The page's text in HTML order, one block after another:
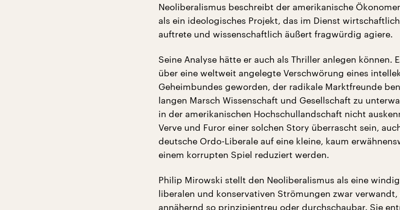
Neoliberalismus beschreibt der amerikanische
als ein ideologisches Projekt, das im Dienst
auftrete und wissenschaftlich äußert fragwürdig agiere.
Seine Analyse hätte er auch als Thriller anlegen können.
über eine weltweit angelegte Verschwörung eines
Geheimbundes geworden, der radikale Marktfreunde
langen Marsch Wissenschaft und Gesellschaft zu
in der amerikanischen Hochschullandschaft nicht
Verve und Furor einer solchen Story überrascht sein,
deutsche Ordo-Liberale auf eine kleine, kaum
einem korrupten Spiel reduziert werden.
Philip Mirowski stellt den Neoliberalismus als eine
liberalen und konservativen Strömungen zwar
annähernd so prinzipientreu oder durchschaubar. Sie